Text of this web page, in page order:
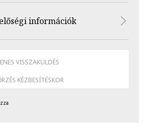
információk
VISSZAKÜLDÉS
KÉZBESÍTÉSKOR